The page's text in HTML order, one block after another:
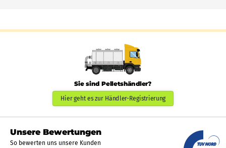
Sie sind Pelletshändler?
Hier geht es zur Händler-Registrierung
Unsere Bewertungen
So bewerten uns unsere Kunden